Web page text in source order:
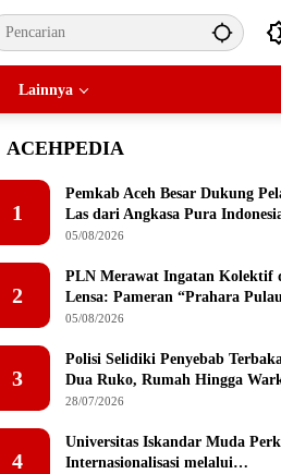
Lainnya
ACEHPEDIA
1
Pemkab Aceh Besar Dukung
Las dari Angkasa Pura
Peserta Dapat Mesin Las Gratis
05/08/2026
2
PLN Merawat Ingatan Kolektif
Lensa: Pameran “Prahara
Singgah di Serambi Mekkah
05/08/2026
3
Polisi Selidiki Penyebab
Dua Ruko, Rumah Hingga
Lamteumen Timur Banda Aceh
28/07/2026
4
Universitas Iskandar Muda
Internasionalisasi melalui